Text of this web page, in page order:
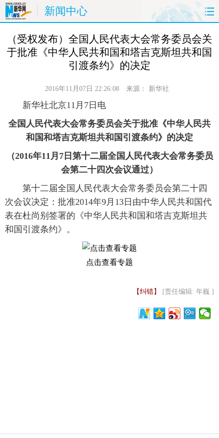
新闻中心
首页 时政 国际 财经
体育 人事
思客 地方
港澳 台湾
科技 能源 房产 公司
图片 视频 彩票 食品
旅游 健康 信息化 数据
金融 公益 军事 无人机
富媒体
新华电视英文
（受权发布）全国人民代表大会常务委员会关
于批准《中华人民共和国和塔吉克斯坦共和国
引渡条约》的决定
2016年11月07日 22:26:08 来源： 新华社
新华社北京11月7日电
全国人民代表大会常务委员会关于批准《中华人民共
和国和塔吉克斯坦共和国引渡条约》的决定
（2016年11月7日第十二届全国人民代表大会常务委员
会第二十四次会议通过）
第十二届全国人民代表大会常务委员会第二十四
次会议决定：批准2014年9月13日由中华人民共和国代
表在杜尚别签署的《中华人民共和国和塔吉克斯坦共
和国引渡条约》。
点击查看专题
【纠错】 [责任编辑: 年巍 ]